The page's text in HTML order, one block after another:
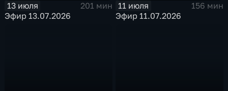
13 июля
201 мин
Эфир 13.07.2026
11 июля
156 мин
Эфир 11.07.2026